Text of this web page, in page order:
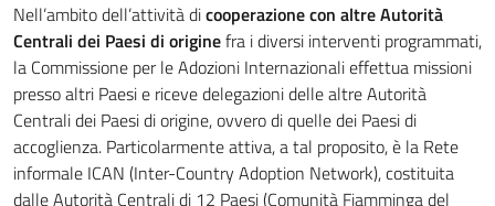
Nell’ambito dell’attività dicooperazione con altre Autorità
Centrali dei Paesi di originefra i diversi interventi programmati,
la Commissione per le Adozioni Internazionali effettua missioni
presso altri Paesi e riceve delegazioni delle altre Autorità
Centrali dei Paesi di origine, ovvero di quelle dei Paesi di
accoglienza. Particolarmente attiva, a tal proposito, è la Rete
informale ICAN (Inter-Country Adoption Network), costituita
dalle Autorità Centrali di 12 Paesi (Comunità Fiamminga del